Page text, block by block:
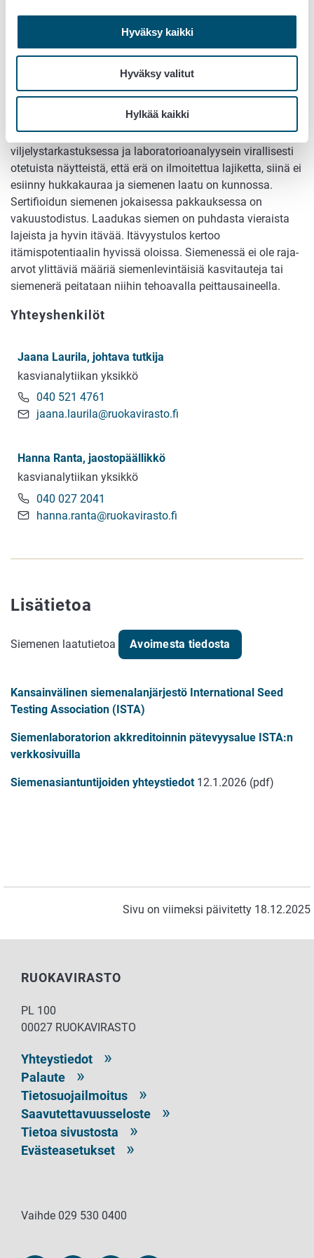
Hyväksy kaikki
Hyväksy valitut
Hylkää kaikki
asiakkaalle.
Markkinoitavien siementen
Sertifioitu siemen on tarkastettua. Markkinoilla oleva
sertifioitu siemen on varma valinta. Jokaisesta
siemenerästä on varmistettu kenttäkokeissa,
viljelystarkastuksessa ja laboratorioanalyysein virallisesti
otetuista näytteistä, että erä on ilmoitettua lajiketta, siinä ei
esiinny hukkakauraa ja siemenen laatu on kunnossa.
Sertifioidun siemenen jokaisessa pakkauksessa on
vakuustodistus. Laadukas siemen on puhdasta vieraista
lajeista ja hyvin itävää. Itävyystulos kertoo
itämispotentiaalin hyvissä oloissa. Siemenessä ei ole raja-
arvot ylittäviä määriä siemenlevintäisiä kasvitauteja tai
siemenerä peitataan niihin tehoavalla peittausaineella.
Yhteyshenkilöt
Jaana Laurila, johtava tutkija
kasvianalytiikan yksikkö
040 521 4761
jaana.laurila@ruokavirasto.fi
Hanna Ranta, jaostopäällikkö
kasvianalytiikan yksikkö
040 027 2041
hanna.ranta@ruokavirasto.fi
Lisätietoa
Siemenen laatutietoa Avoimesta tiedosta
Kansainvälinen siemenalanjärjestö International Seed
Testing Association (ISTA)
Siemenlaboratorion akkreditoinnin pätevyysalue ISTA:n
verkkosivuilla
Siemenasiantuntijoiden yhteystiedot12.1.2026 (pdf)
Sivu on viimeksi päivitetty 18.12.2025
RUOKAVIRASTO
PL 100
00027 RUOKAVIRASTO
Yhteystiedot
Palaute
Tietosuojailmoitus
Saavutettavuusseloste
Tietoa sivustosta
Evästeasetukset
Vaihde 029 530 0400